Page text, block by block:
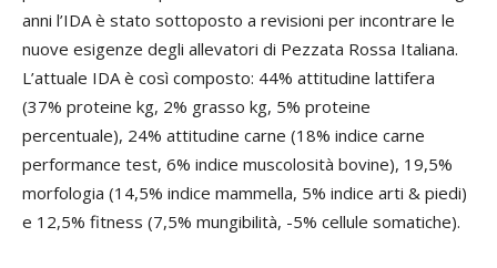
anni l’IDA è stato sottoposto a revisioni per incontrare le
nuove esigenze degli allevatori di Pezzata Rossa Italiana.
L’attuale IDA è così composto: 44% attitudine lattifera
(37% proteine kg, 2% grasso kg, 5% proteine
percentuale), 24% attitudine carne (18% indice carne
performance test, 6% indice muscolosità bovine), 19,5%
morfologia (14,5% indice mammella, 5% indice arti & piedi)
e 12,5% fitness (7,5% mungibilità, -5% cellule somatiche).